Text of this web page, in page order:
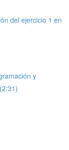
del ejercicio 1 en
y